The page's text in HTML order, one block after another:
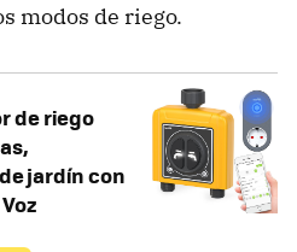
modos de riego.
de riego
jardín con